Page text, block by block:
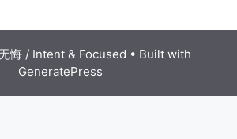
悔 / Intent & Focused • Built with
GeneratePress